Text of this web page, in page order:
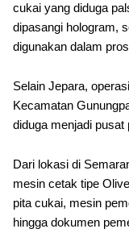
cukai yang diduga
dipasangi hologram,
digunakan dalam
Selain Jepara,
Kecamatan
diduga menjadi pusat
Dari lokasi di
mesin cetak tipe
pita cukai, mesin
hingga dokumen